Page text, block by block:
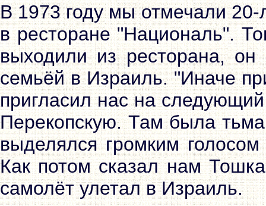
В 1973 году мы отмечали
в ресторане "Националь".
выходили из ресторана, он
семьёй в Израиль. "Иначе
пригласил нас на
Перекопскую. Там была
выделялся громким
Как потом сказал нам
самолёт улетал в Израиль.